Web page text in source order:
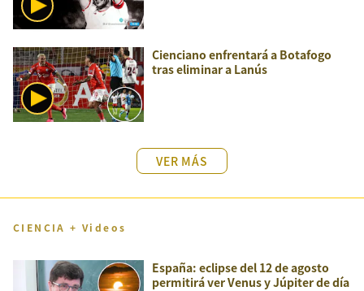
Cienciano enfrentará a Botafogo
tras eliminar a Lanús
VER MÁS
CIENCIA + Videos
España: eclipse del 12 de agosto
permitirá ver Venus y Júpiter de día